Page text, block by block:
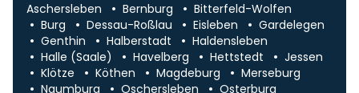
Aschersleben Bernburg
Bitterfeld-Wolfen
Burg
Dessau-Roßlau Eisleben
Gardelegen
Genthin
Halberstadt
Haldensleben
Halle (Saale)
Havelberg Hettstedt
Jessen
Klötze
Köthen Magdeburg
Merseburg
Naumburg
Oschersleben
Osterburg